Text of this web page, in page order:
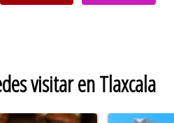
visitar en Tlaxcala